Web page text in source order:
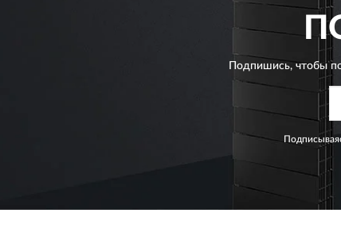
Подпишись, чтобы